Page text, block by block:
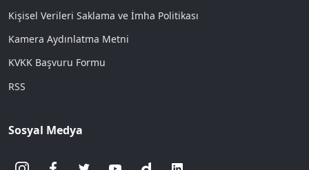
Kişisel Verileri Saklama ve İmha Politikası
Kamera Aydınlatma Metni
KVKK Başvuru Formu
RSS
Sosyal Medya